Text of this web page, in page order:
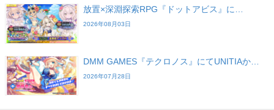
放置×深淵探索RPG『ドットアビス』に…
2026年08月03日
DMM GAMES『テクロノス』にてUNITIAか…
2026年07月28日